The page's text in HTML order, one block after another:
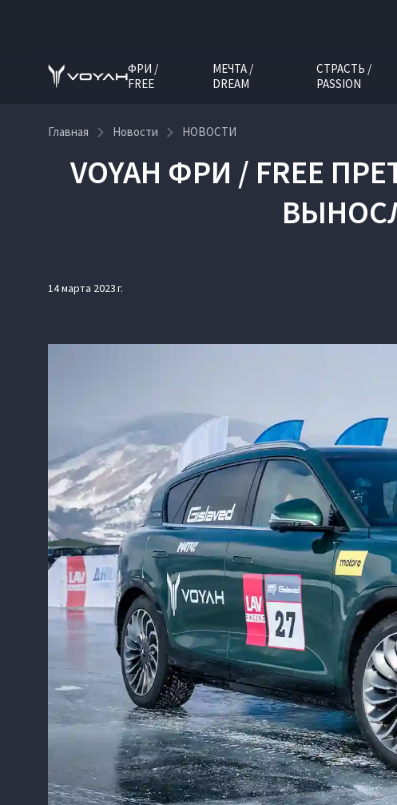
ФРИ /
FREE
МЕЧТА /
DREAM
СТРАСТЬ /
PASSION
Главная Новости НОВОСТИ
VOYAH ФРИ / FREE
14 марта 2023 г.